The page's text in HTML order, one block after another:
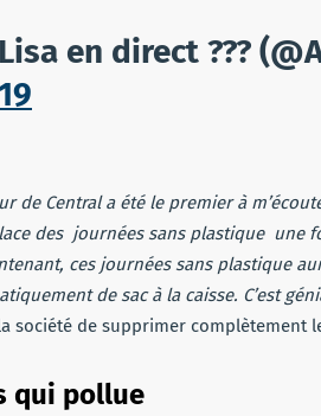
en direct ???
de Central a été le premier à
des journées sans plastique une
ces journées sans plastique
de sac à la caisse. C’est
société de supprimer complètement
qui pollue